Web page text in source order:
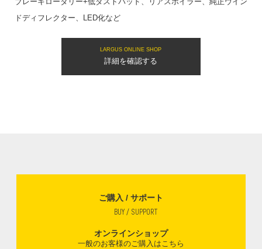
ドディフレクター、LED化など
LARGUS ONLINE SHOP
詳細を確認する
ご購入 / サポート
BUY / SUPPORT
オンラインショップ
一般のお客様のご購入はこちら